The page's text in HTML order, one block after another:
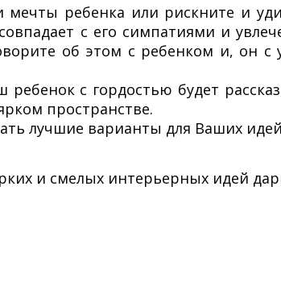
мечты ребенка или рискните и
с его симпатиями и
об этом с ребенком и, он с
ребенок с гордостью будет
пространстве.
лучшие варианты для Ваших
и смелых интерьерных идей